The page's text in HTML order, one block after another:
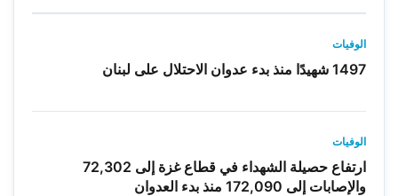
الوفيات
1497 شهيدًا منذ بدء عدوان الاحتلال على لبنان
الوفيات
ارتفاع حصيلة الشهداء في قطاع غزة إلى 72,302
والإصابات إلى 172,090 منذ بدء العدوان